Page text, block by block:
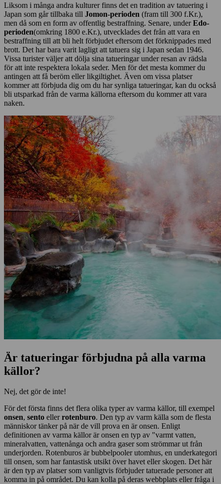
Liksom i många andra kulturer finns det en tradition av tatuering i
Japan som går tillbaka till Jomon-perioden (fram till 300 f.Kr.),
men då som en form av offentlig bestraffning. Senare, underEdo-
perioden(omkring 1800 e.Kr.), utvecklades det från att vara en
bestraffning till att bli helt förbjudet eftersom det förknippades med
brott. Det har bara varit lagligt att tatuera sig i Japan sedan 1946.
Vissa turister väljer att dölja sina tatueringar under resan av rädsla
för att inte respektera lokala seder. Men för det mesta kommer du
antingen att få beröm eller likgiltighet. Även om vissa platser
kommer att förbjuda dig om du har synliga tatueringar, kan du också
bli utsparkad från de varma källorna eftersom du kommer att vara
naken.
Är tatueringar förbjudna på alla varma
källor?
Nej, det gör de inte!
För det första finns det flera olika typer av varma källor, till exempel
onsen, sento ellerrotenburo. Den typ av varm källa som de flesta
människor tänker på när de vill prova en är onsen. Enligt
definitionen av varma källor är onsen en typ av "varmt vatten,
mineralvatten, vattenånga och andra gaser som strömmar ut från
underjorden. Rotenburos är bubbelpooler utomhus, en underkategori
till onsen, som har fantastisk utsikt över havet eller skogen. Det här
är den typ av platser som vanligtvis förbjuder tatuerade personer att
komma in på området. Du kan kolla på deras webbplats eller fråga i